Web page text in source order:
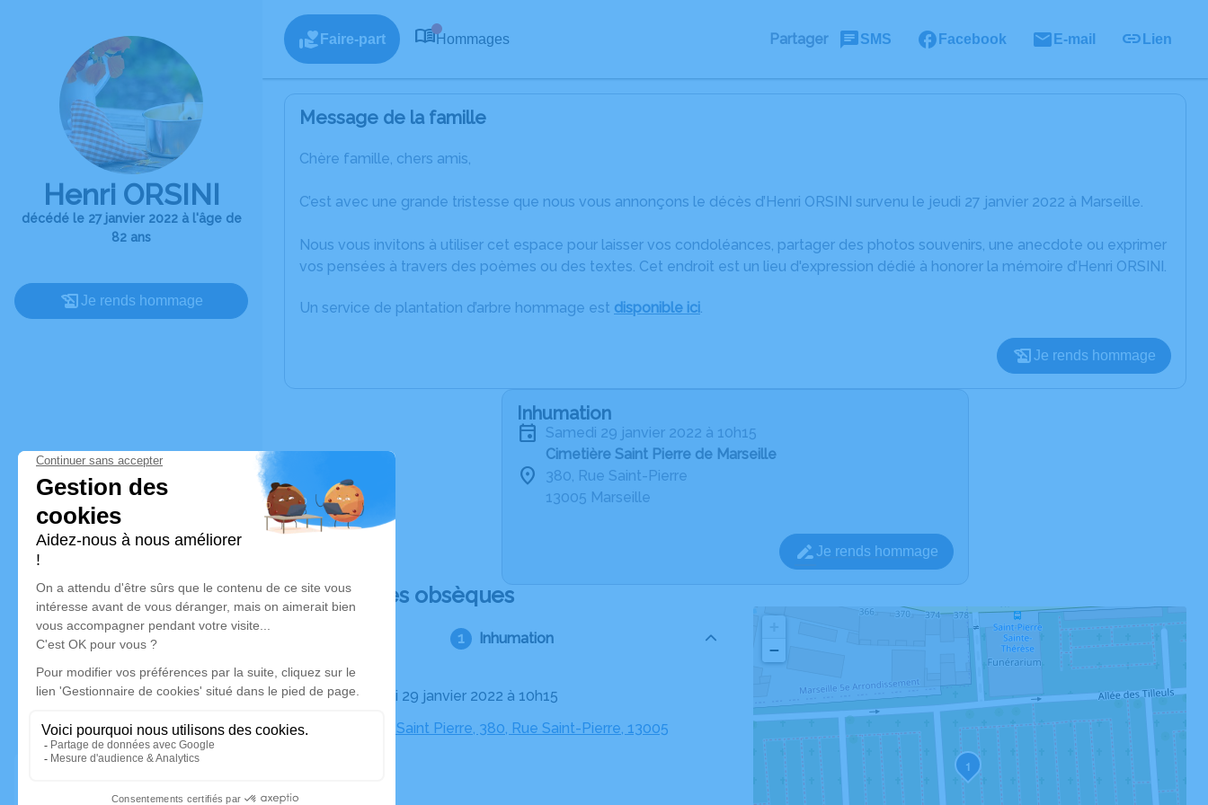
Henri ORSINI
décédé le 27 janvier 2022 à l'âge de
82 ans
Je rends hommage
Faire-part Hommages Partager SMS Facebook E-mail Lien
Message de la famille
Chère famille, chers amis,
C’est avec une grande tristesse que nous vous annonçons le décès d’Henri ORSINI survenu le jeudi 27 janvier 2022 à Marseille.
Nous vous invitons à utiliser cet espace pour laisser vos condoléances, partager des photos souvenirs, une anecdote ou exprimer
vos pensées à travers des poèmes ou des textes. Cet endroit est un lieu d'expression dédié à honorer la mémoire d’Henri ORSINI.
Un service de plantation d’arbre hommage est disponible ici.
Je rends hommage
Inhumation
samedi 29 janvier 2022 à 10h15
Cimetière Saint Pierre de Marseille
380, Rue Saint-Pierre
13005 Marseille
Je rends hommage
Déroulé des obsèques
Inhumation
Le samedi 29 janvier 2022 à 10h15
Cimetière Saint Pierre, 380, Rue Saint-Pierre, 13005
1
−